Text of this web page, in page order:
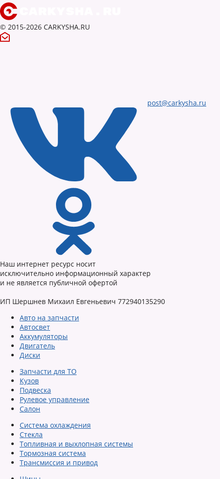
© 2015-2026 CARKYSHA.RU
post@carkysha.ru
Наш интернет ресурс носит
исключительно информационный характер
и не является публичной офертой
ИП Шершнев Михаил Евгеньевич 772940135290
Авто на запчасти
Автосвет
Аккумуляторы
Двигатель
Диски
Запчасти для ТО
Кузов
Подвеска
Рулевое управление
Салон
Система охлаждения
Стекла
Топливная и выхлопная системы
Тормозная система
Трансмиссия и привод